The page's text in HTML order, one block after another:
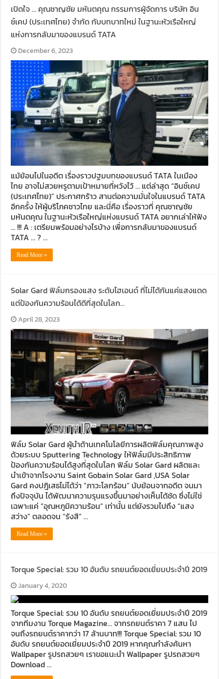
เปิดใจ … คุณชาญชัย มหันตคุณ กรรมการผู้จัดการ บริษัท อิน
ช์เคป (ประเทศไทย) จํากัด กับบทบาทใหม่ ในฐานะหัวเรือใหญ่
แห่งการกลับมาของแบรนด์ TATA
December 6, 2023
แม้ย้อนไปในอดีต เรื่องราวปฐมบทของแบรนด์ TATA ในเมือง
ไทย อาจไม่สวยหรูตามเป้าหมายที่หวังไว้ … แต่ล่าสุด “อินช์เคป
(ประเทศไทย)” ประกาศกร้าว สานต่อความมั่นใจในแบรนด์ TATA
อีกครั้ง ให้ผู้บริโภคชาวไทย และนี่คือ เรื่องราวที่ คุณชาญชัย
มหันตคุณ ในฐานะหัวเรือใหญ่แห่งแบรนด์ TATA อยากเล่าให้ฟัง
… !!! A : เตรียมพร้อมอย่างไรบ้าง เพื่อการกลับมาของแบรนด์
TATA … ? …
Read More »
Solar Gard ฟิล์มกรองแสง ระดับไฮเอนด์ ที่ไม่ได้กันแค่แสงแดด
แต่ป้องกันความร้อนได้ดีที่สุดในโลก…
April 28, 2023
ฟิล์ม Solar Gard ผู้นำด้านเทคโนโลยีการผลิตฟิล์มคุณภาพสูง
ด้วยระบบ Sputtering Technology ให้ฟิล์มมีประสิทธิภาพ
ป้องกันความร้อนได้สูงที่สุดในโลก ฟิล์ม Solar Gard ผลิตและ
นำเข้าจากโรงงาน Saint Gobain Solar Gard ,USA Solar
Gard คงปฎิเสธไม่ได้ว่า “ภาวะโลกร้อน” นับย้อนจากอดีต จนมา
ถึงปัจจุบัน ได้พัฒนาความรุนแรงขึ้นมาอย่างเห็นได้ชัด ซึ่งไม่ใช่
เฉพาะแค่ “อุณหภูมิความร้อน” เท่านั้น แต่ยังรวมไปถึง “แสง
สว่าง” ตลอดจน “รังสี” …
Read More »
Torque Special: รวม 10 อันดับ รถยนต์ยอดเยี่ยมประจำปี 2019
January 4, 2020
Torque Special: รวม 10 อันดับ รถยนต์ยอดเยี่ยมประจำปี 2019
จากทีมงาน Torque Magazine… จากรถยนต์ราคา 7 แสน ไป
จนถึงรถยนต์ราคากว่า 17 ล้านบาท!!! Torque Special: รวม 10
อันดับ รถยนต์ยอดเยี่ยมประจำปี 2019 หากคุณกำลังค้นหา
Wallpaper รูปรถสวยๆ เราขอแนะนำ Wallpaper รูปรถสวยๆ
Download …